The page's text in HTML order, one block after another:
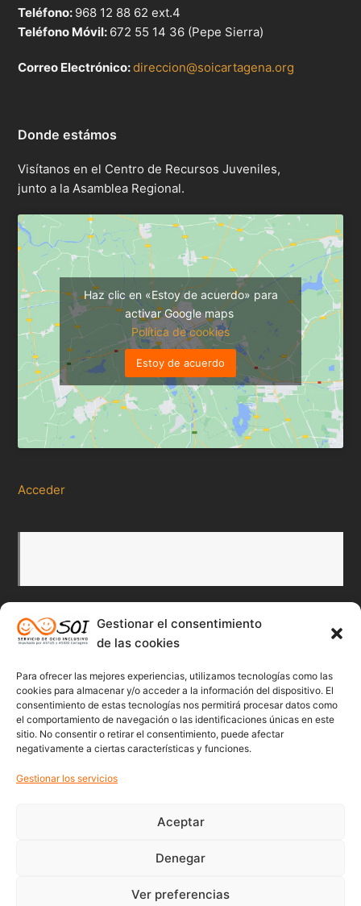
Gestionar el consentimiento
de las cookies
Para ofrecer las mejores experiencias, utilizamos tecnologías como las
cookies para almacenar y/o acceder a la información del dispositivo. El
consentimiento de estas tecnologías nos permitirá procesar datos como
el comportamiento de navegación o las identificaciones únicas en este
sitio. No consentir o retirar el consentimiento, puede afectar
negativamente a ciertas características y funciones.
Gestionar los servicios
Aceptar
Denegar
Ver preferencias
Teléfono: 968 12 88 62 ext.4
Teléfono Móvil: 672 55 14 36 (Pepe Sierra)
Correo Electrónico:direccion@soicartagena.org
Donde estámos
Visítanos en el Centro de Recursos Juveniles,
junto a la Asamblea Regional.
Haz clic en «Estoy de acuerdo» para
activar Google maps
Política de cookies
Estoy de acuerdo
Acceder
Redes Sociales
Twitter
Facebook
Youtube
© 2022 Soicartagena | Servicio de ocio inclusivo | diseño: